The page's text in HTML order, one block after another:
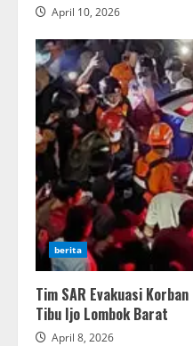
April 10, 2026
berita
Tim SAR Evakuasi
Tibu Ijo Lombok Barat
April 8, 2026